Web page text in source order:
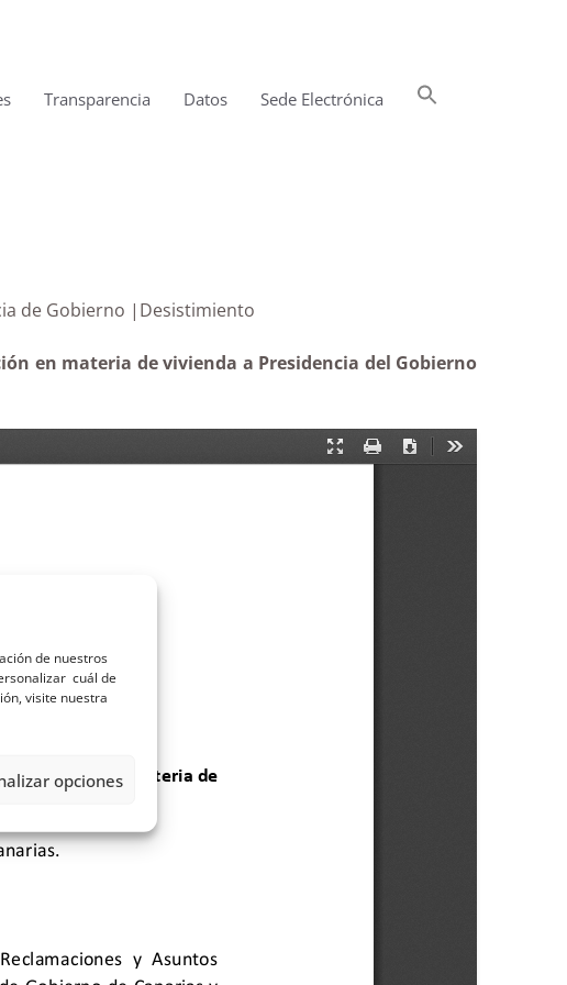
de nuestros
cuál de
visite nuestra
opciones
Transparencia Datos Sede Electrónica
de Gobierno |Desistimiento
en materia de vivienda a Presidencia del Gobierno